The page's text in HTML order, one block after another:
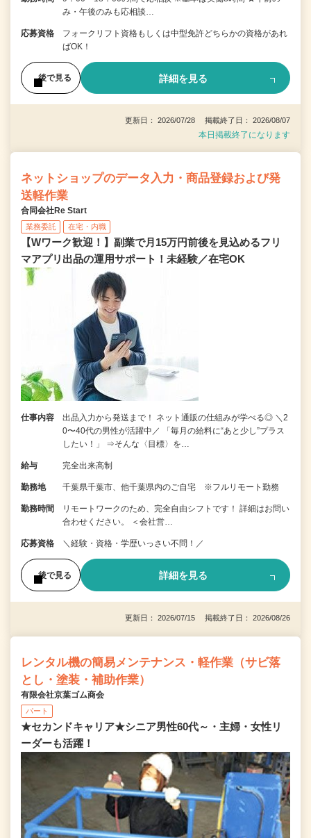
み・午後のみも応相談…
応募資格
フォークリフト資格もしくは中型免許どちらかの資格があれ
ばOK！
後で見る 詳細を見る
更新日： 2026/07/28 掲載終了日： 2026/08/07
本日掲載終了になります
ネットショップのデータ入力・商品登録および発
送軽作業
合同会社Re Start
業務委託 在宅・内職
【Wワーク歓迎！】副業で月15万円前後を見込めるフリ
マアプリ出品の運用サポート！未経験／在宅OK
仕事内容
出品入力から発送まで！ ネット通販の仕組みが学べる◎ ＼2
0〜40代の男性が活躍中／ 「毎月の給料に“あと少し”プラス
したい！」 ⇒そんな〈目標〉を…
給与 完全出来高制
勤務地 千葉県千葉市、他千葉県内のご自宅 ※フルリモート勤務
勤務時間
リモートワークのため、完全自由シフトです！ 詳細はお問い
合わせください。 ＜会社営…
応募資格 ＼経験・資格・学歴いっさい不問！／
後で見る 詳細を見る
更新日： 2026/07/15 掲載終了日： 2026/08/26
レンタル機の簡易メンテナンス・軽作業（サビ落
とし・塗装・補助作業）
有限会社京葉ゴム商会
パート
★セカンドキャリア★シニア男性60代～・主婦・女性リ
ーダーも活躍！